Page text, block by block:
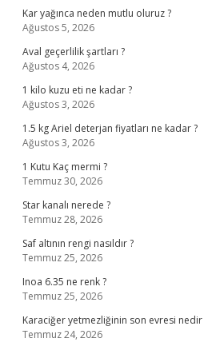
Kar yağınca neden mutlu oluruz ?
Ağustos 5, 2026
Aval geçerlilik şartları ?
Ağustos 4, 2026
1 kilo kuzu eti ne kadar ?
Ağustos 3, 2026
1.5 kg Ariel deterjan fiyatları ne kadar ?
Ağustos 3, 2026
1 Kutu Kaç mermi ?
Temmuz 30, 2026
Star kanalı nerede ?
Temmuz 28, 2026
Saf altının rengi nasıldır ?
Temmuz 25, 2026
Inoa 6.35 ne renk ?
Temmuz 25, 2026
Karaciğer yetmezliğinin son evresi nedir
Temmuz 24, 2026